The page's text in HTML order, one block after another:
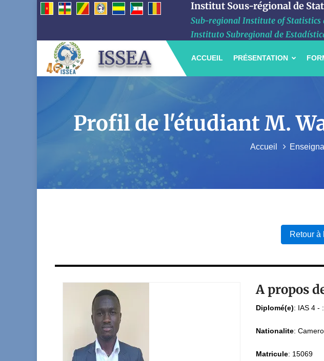
Institut Sous-régional de
Sub-regional Institute of Statistics
Instituto Subregional de
ISSEA ACCUEIL PRÉSENTATION
Profil de l'étudiant M.
Accueil
Retour à
A propos
Diplomé(e): IAS 4 -
Nationalite:
Matricule: 15069